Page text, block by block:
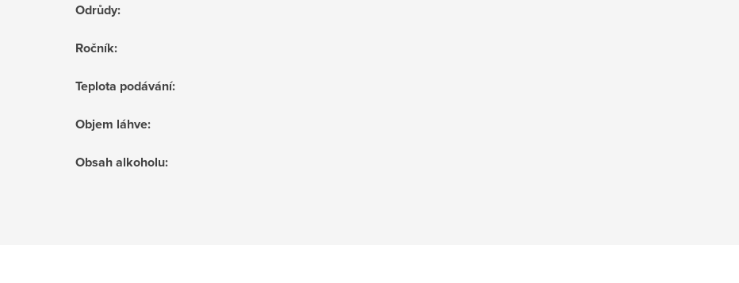
Odrůdy:
Ročník:
Teplota podávání:
Objem láhve:
Obsah alkoholu: